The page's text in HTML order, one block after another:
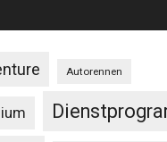
Autorennen